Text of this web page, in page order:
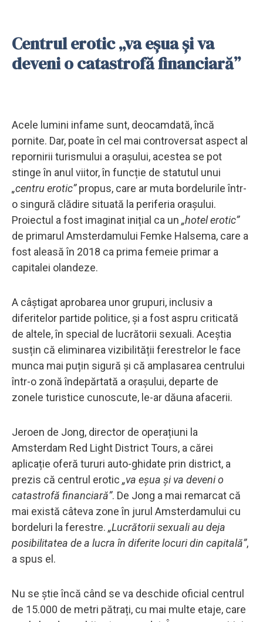
Centrul erotic „va eșua și va
deveni o catastrofă financiară”
Acele lumini infame sunt, deocamdată, încă
pornite. Dar, poate în cel mai controversat aspect al
repornirii turismului a orașului, acestea se pot
stinge în anul viitor, în funcție de statutul unui
„centru erotic”propus, care ar muta bordelurile într-
o singură clădire situată la periferia orașului.
Proiectul a fost imaginat inițial ca un „hotel erotic”
de primarul Amsterdamului Femke Halsema, care a
fost aleasă în 2018 ca prima femeie primar a
capitalei olandeze.
A câștigat aprobarea unor grupuri, inclusiv a
diferitelor partide politice, și a fost aspru criticată
de altele, în special de lucrătorii sexuali. Aceștia
susțin că eliminarea vizibilității ferestrelor le face
munca mai puțin sigură și că amplasarea centrului
într-o zonă îndepărtată a orașului, departe de
zonele turistice cunoscute, le-ar dăuna afacerii.
Jeroen de Jong, director de operațiuni la
Amsterdam Red Light District Tours, a cărei
aplicație oferă tururi auto-ghidate prin district, a
prezis că centrul erotic „va eșua și va deveni o
catastrofă financiară”. De Jong a mai remarcat că
mai există câteva zone în jurul Amsterdamului cu
bordeluri la ferestre. „Lucrătorii sexuali au deja
posibilitatea de a lucra în diferite locuri din capitală”,
a spus el.
Nu se știe încă când se va deschide oficial centrul
de 15.000 de metri pătrați, cu mai multe etaje, care